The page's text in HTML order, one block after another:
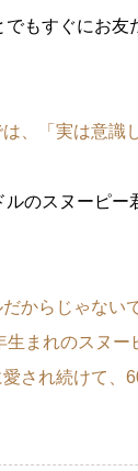
もすぐにお友
、「実は意識
のスヌーピー
からじゃない
まれのスヌー
され続けて、